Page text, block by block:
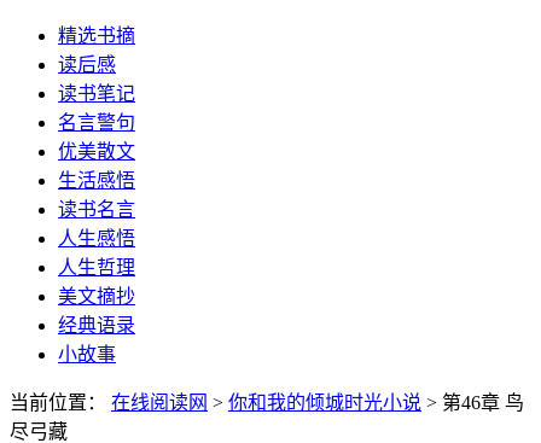
精选书摘
读后感
读书笔记
名言警句
优美散文
生活感悟
读书名言
人生感悟
人生哲理
美文摘抄
经典语录
小故事
当前位置： 在线阅读网 > 你和我的倾城时光小说 > 第46章 鸟
尽弓藏